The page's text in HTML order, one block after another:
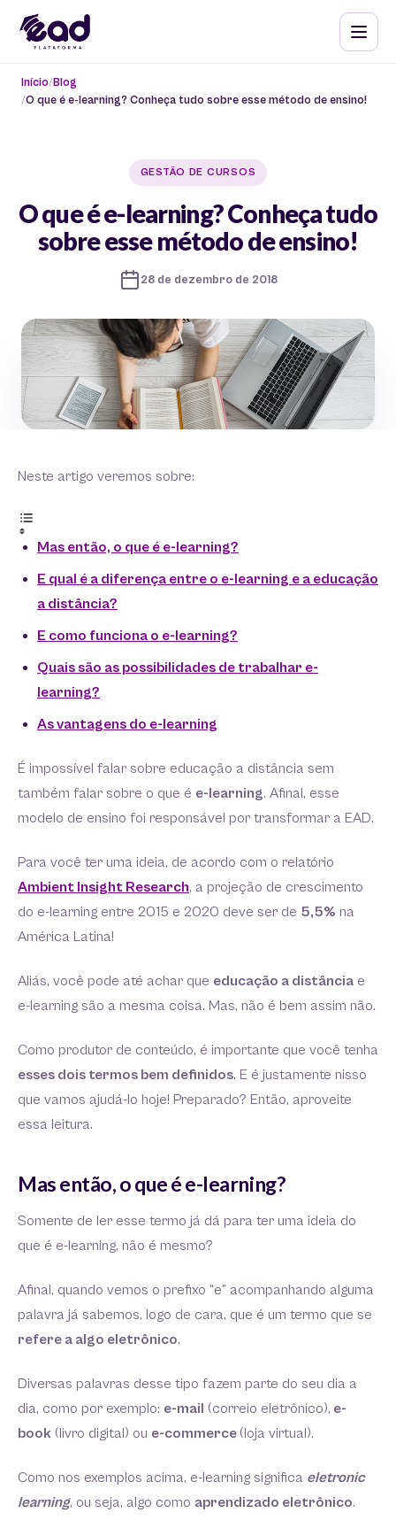
Início Blog
O que é e-learning? Conheça tudo sobre esse método de ensino!
GESTÃO DE CURSOS
O que é e-learning? Conheça tudo
sobre esse método de ensino!
28 de dezembro de 2018
Neste artigo veremos sobre:
Mas então, o que é e-learning?
E qual é a diferença entre o e-learning e a educação
a distância?
E como funciona o e-learning?
Quais são as possibilidades de trabalhar e-
learning?
As vantagens do e-learning
É impossível falar sobre educação a distância sem
também falar sobre o que é e-learning. Afinal, esse
modelo de ensino foi responsável por transformar a EAD.
Para você ter uma ideia, de acordo com o relatório
Ambient Insight Research, a projeção de crescimento
do e-learning entre 2015 e 2020 deve ser de 5,5% na
América Latina!
Aliás, você pode até achar que educação a distância e
e-learning são a mesma coisa. Mas, não é bem assim não.
Como produtor de conteúdo, é importante que você tenha
esses dois termos bem definidos. E é justamente nisso
que vamos ajudá-lo hoje! Preparado? Então, aproveite
essa leitura.
Mas então, o que é e-learning?
Somente de ler esse termo já dá para ter uma ideia do
que é e-learning, não é mesmo?
Afinal, quando vemos o prefixo “e” acompanhando alguma
palavra já sabemos, logo de cara, que é um termo que se
refere a algo eletrônico.
Diversas palavras desse tipo fazem parte do seu dia a
dia, como por exemplo: e-mail (correio eletrônico), e-
book (livro digital) ou e-commerce (loja virtual).
Como nos exemplos acima, e-learning significa eletronic
learning, ou seja, algo como aprendizado eletrônico.